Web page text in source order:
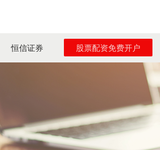
恒信证券 股票配资免费开户